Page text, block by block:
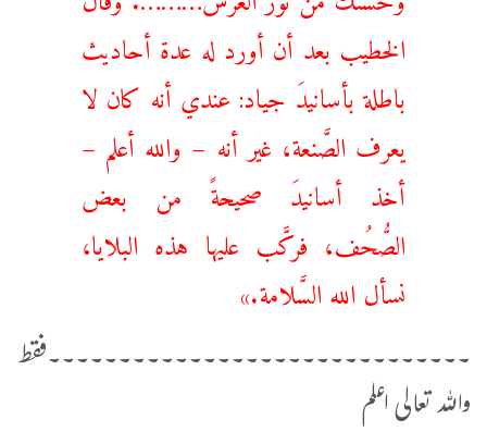
الخطيب بعد أن أورد له عدة أحاديث
باطلة بأسانيدَ جياد: عندي أنه كان لا
يعرف الصَّنعة، غير أنه – والله أعلم –
أخذ أسانيدَ صحيحةً من بعض
الصُّحُف، فركَّب عليها هذه البلايا،
نسأل الله السَّلامة.»
۔۔۔۔۔۔۔۔۔۔۔۔۔۔۔۔۔۔۔۔۔۔۔۔۔۔۔۔۔۔فقط
واللہ تعالی اعلم